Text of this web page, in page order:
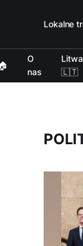
Lokalne
O
nas
Litwa
🇱🇹